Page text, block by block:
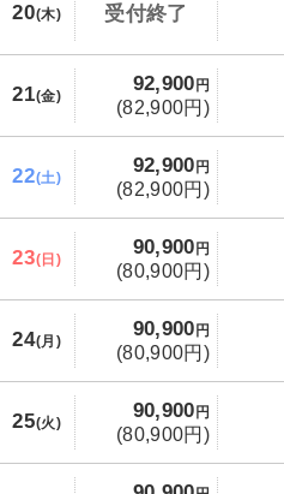
20(木) 受付終了
21(金)
92,900 円
(82,900円)
22(土)
92,900 円
(82,900円)
23(日)
90,900 円
(80,900円)
24(月)
90,900 円
(80,900円)
25(火)
90,900 円
(80,900円)